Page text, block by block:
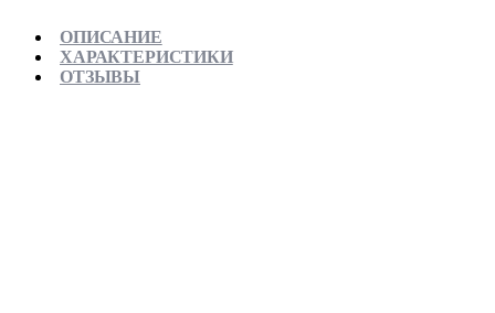
ОПИСАНИЕ
ХАРАКТЕРИСТИКИ
ОТЗЫВЫ